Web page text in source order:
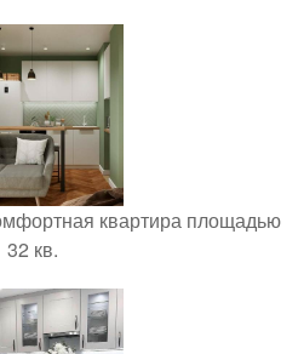
квартира площадью
32 кв.